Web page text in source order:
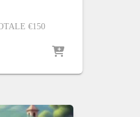
€150